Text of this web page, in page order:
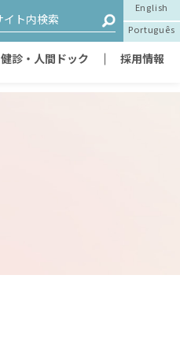
English
Português
健診・人間ドック 採用情報